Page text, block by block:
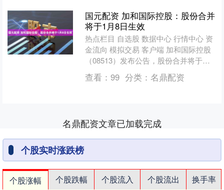
国元配资 加和国际控股：股份合并
将于1月8日生效
热点栏目 自选股 数据中心 行情中心 资
金流向 模拟交易 客户端 加和国际控股
（08513）发布公告，股份合并将于
2026年1月8日（星期四）生效。合并股
份买卖....
查看： 99 分类： 名鼎配资
名鼎配资文章已加载完成
个股实时涨跌榜
个股涨幅 个股跌幅 个股流入 个股流出
换手率